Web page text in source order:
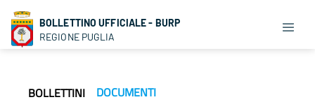
BOLLETTINO UFFICIALE - BURP
REGIONE PUGLIA
BOLLETTINI DOCUMENTI